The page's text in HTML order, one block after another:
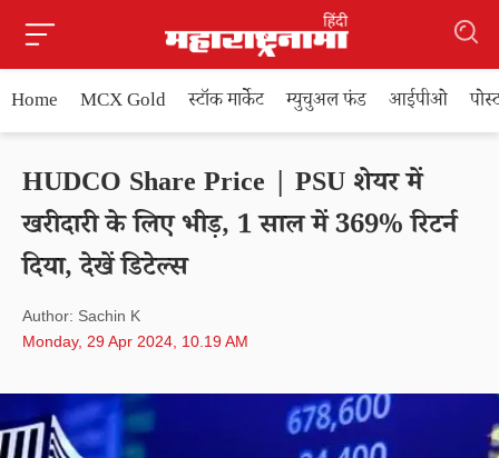
Home MCX Gold स्टॉक मार्केट म्युचुअल फंड आईपीओ
HUDCO Share Price | PSU शेयर में
खरीदारी के लिए भीड़, 1 साल में 369% रिटर्न
दिया, देखें डिटेल्स
Author: Sachin K
Monday, 29 Apr 2024, 10.19 AM